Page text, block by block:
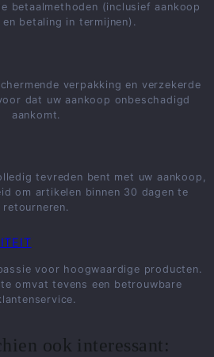
betaalmethoden (inclusief aankoop
betaling in termijnen).
verpakking en verzekerde
dat uw aankoop onbeschadigd
aankomt.
tevreden bent met uw aankoop,
om artikelen binnen 30 dagen te
retourneren.
voor hoogwaardige producten.
omvat tevens een betrouwbare
ook interessant: